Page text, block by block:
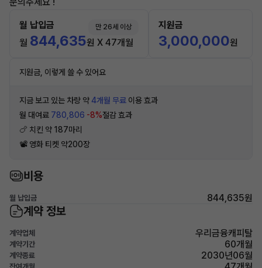
월 납입금 만 26세 이상
월 844,635원 X 47개월
지원금
3,000,000원
지원금, 이렇게 쓸 수 있어요
지금 보고 있는 차량 약4개월 무료 이용 효과
월 대여료 780,806 -8%절감 효과
🍗 치킨 약 187마리
📽 영화 티켓 약200장
비용
월 납입금 844,635원
계약 정보
계약업체 우리금융캐피탈
계약기간 60개월
계약종료 2030년06월